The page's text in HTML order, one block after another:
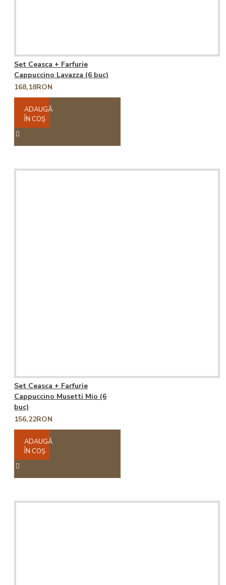
Set Ceasca + Farfurie
Cappuccino Lavazza (6 buc)
168,18RON
ADAUGĂ
ÎN COŞ
Set Ceasca + Farfurie
Cappuccino Musetti Mio (6
buc)
156,22RON
ADAUGĂ
ÎN COŞ